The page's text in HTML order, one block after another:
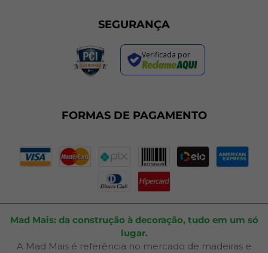
Trocas e Devoluções
Regras de Promoções
Termos de Uso
Plano de Corte
SEGURANÇA
Verificada por
FORMAS DE PAGAMENTO
Mad Mais: da construção à decoração, tudo em um só
lugar.
A Mad Mais é referência no mercado de madeiras e